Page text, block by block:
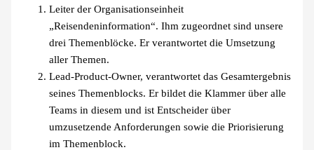
Leiter der Organisationseinheit
„Reisendeninformation“. Ihm zugeordnet sind unsere
drei Themenblöcke. Er verantwortet die Umsetzung
aller Themen.
Lead-Product-Owner, verantwortet das Gesamtergebnis
seines Themenblocks. Er bildet die Klammer über alle
Teams in diesem und ist Entscheider über
umzusetzende Anforderungen sowie die Priorisierung
im Themenblock.